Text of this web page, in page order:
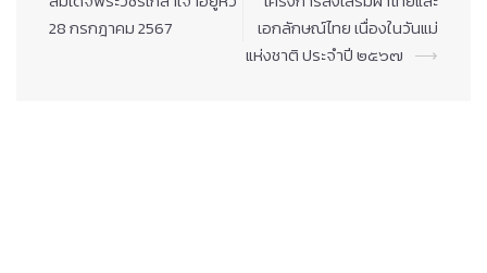
28 กรกฎาคม 2567
เอกลักษณ์ไทย เนื่องในวันแม่
แห่งชาติ ประจำปี ๒๕๖๗ ⟶